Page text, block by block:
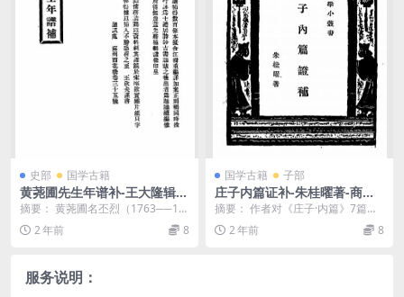
史部 国学古籍
黄荛圃先生年谱补-王大隆辑-
黄丕烈年谱
摘要： 黄荛圃名丕烈（1763──18
25），清代目录学家。本书是对江
建霞撰《黄...
2 年前 8
国学古籍 子部
庄子内篇证补-朱桂曜著-商务
印书馆
摘要： 作者对《庄子·内篇》7篇加
以诠释，并勘正他认为诸家古训之
为未当者 截图：...
2 年前 8
服务说明：